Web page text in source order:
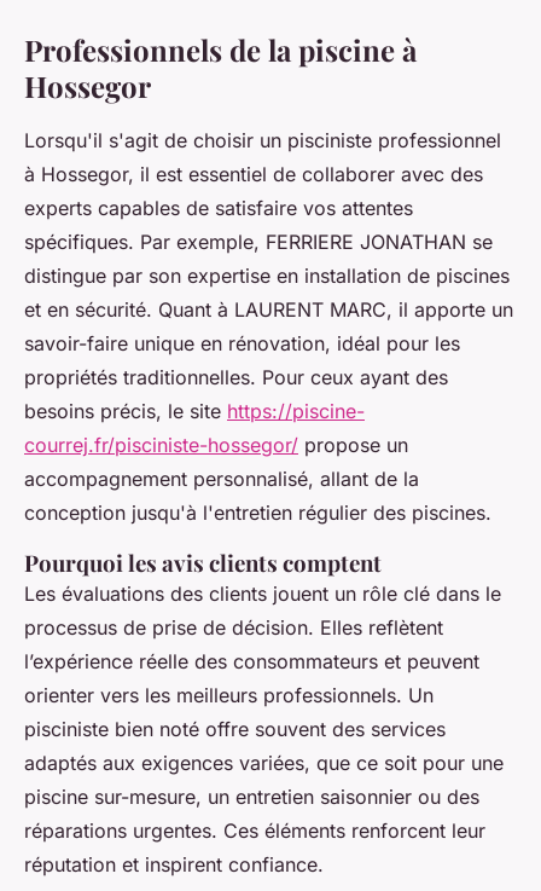
Professionnels de la piscine à
Hossegor
Lorsqu'il s'agit de choisir un pisciniste professionnel
à Hossegor, il est essentiel de collaborer avec des
experts capables de satisfaire vos attentes
spécifiques. Par exemple, FERRIERE JONATHAN se
distingue par son expertise en installation de piscines
et en sécurité. Quant à LAURENT MARC, il apporte un
savoir-faire unique en rénovation, idéal pour les
propriétés traditionnelles. Pour ceux ayant des
besoins précis, le site https://piscine-
courrej.fr/pisciniste-hossegor/ propose un
accompagnement personnalisé, allant de la
conception jusqu'à l'entretien régulier des piscines.
Pourquoi les avis clients comptent
Les évaluations des clients jouent un rôle clé dans le
processus de prise de décision. Elles reflètent
l’expérience réelle des consommateurs et peuvent
orienter vers les meilleurs professionnels. Un
pisciniste bien noté offre souvent des services
adaptés aux exigences variées, que ce soit pour une
piscine sur-mesure, un entretien saisonnier ou des
réparations urgentes. Ces éléments renforcent leur
réputation et inspirent confiance.